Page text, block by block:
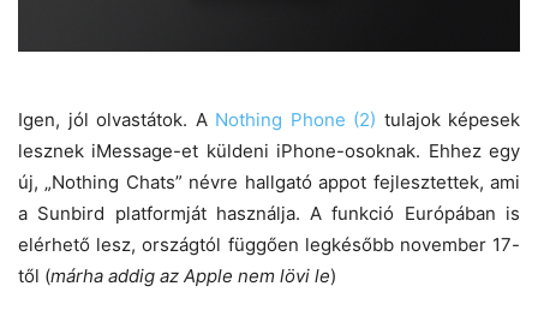
Igen, jól olvastátok. A Nothing Phone (2) tulajok képesek
lesznek iMessage-et küldeni iPhone-osoknak. Ehhez egy
új, „Nothing Chats” névre hallgató appot fejlesztettek, ami
a Sunbird platformját használja. A funkció Európában is
elérhető lesz, országtól függően legkésőbb november 17-
től (márha addig az Apple nem lövi le)